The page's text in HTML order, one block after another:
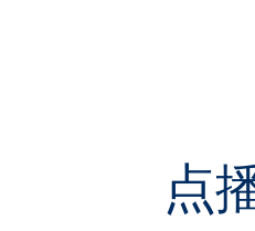
点